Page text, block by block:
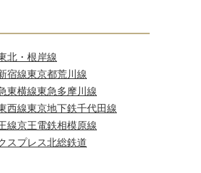
北・根岸線
宿線東京都荒川線
東横線東急多摩川線
西線東京地下鉄千代田線
線京王電鉄相模原線
スプレス北総鉄道